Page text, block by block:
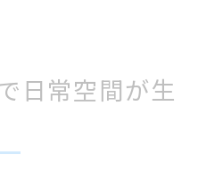
日常空間が生